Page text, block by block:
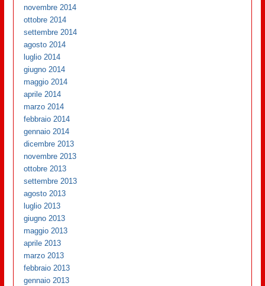
novembre 2014
ottobre 2014
settembre 2014
agosto 2014
luglio 2014
giugno 2014
maggio 2014
aprile 2014
marzo 2014
febbraio 2014
gennaio 2014
dicembre 2013
novembre 2013
ottobre 2013
settembre 2013
agosto 2013
luglio 2013
giugno 2013
maggio 2013
aprile 2013
marzo 2013
febbraio 2013
gennaio 2013